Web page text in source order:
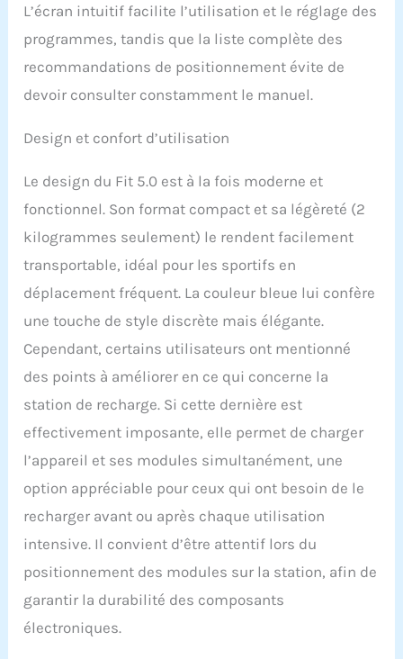
lombaire) par exemple.
TECHNOLOGIE UNIQUE
câble MI, le Compex SP
4.0 permet d'adapter les
stimulation à vos
muscles, pour plus de
SCAN, MI-TENS, MI-
RANGE : avec le Mi-Scan,
stimulateur s'adaptent à
votre physiologie. Avec le
facilite les réglages des
niveaux de stimulation.
conseille le niveau de
stimulation optimal pour
récupération. LIVRE AVEC
TOUS LES ACCESSOIRES
NECESSAIRES POUR UN
DEMARRAGE RAPIDE :
batterie, chargeur, 12
électrodes, 5 câbles dont
le câble Mi-Sensor et 1
pochette de rangement.
SCIENTIFIQUEMENT
électrostimulateurs
L’écran intuitif facilite l’utilisation et le réglage des
programmes, tandis que la liste complète des
recommandations de positionnement évite de
devoir consulter constamment le manuel.
Design et confort d’utilisation
Le design du Fit 5.0 est à la fois moderne et
fonctionnel. Son format compact et sa légèreté (2
kilogrammes seulement) le rendent facilement
transportable, idéal pour les sportifs en
déplacement fréquent. La couleur bleue lui confère
une touche de style discrète mais élégante.
Cependant, certains utilisateurs ont mentionné
des points à améliorer en ce qui concerne la
station de recharge. Si cette dernière est
effectivement imposante, elle permet de charger
l’appareil et ses modules simultanément, une
option appréciable pour ceux qui ont besoin de le
recharger avant ou après chaque utilisation
intensive. Il convient d’être attentif lors du
positionnement des modules sur la station, afin de
garantir la durabilité des composants
électroniques.